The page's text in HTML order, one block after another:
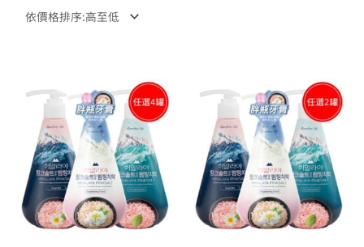
始
價
格：
NT$1,192。
目
前
價
格：
NT$699。
始
價
格：
NT$596。
目
前
價
格：
NT$298。